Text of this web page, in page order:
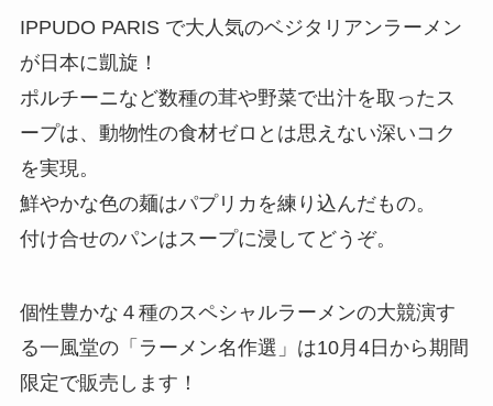
IPPUDO PARIS で大人気のベジタリアンラーメン
が日本に凱旋！
ポルチーニなど数種の茸や野菜で出汁を取ったス
ープは、動物性の食材ゼロとは思えない深いコク
を実現。
鮮やかな色の麺はパプリカを練り込んだもの。
付け合せのパンはスープに浸してどうぞ。
個性豊かな４種のスペシャルラーメンの大競演す
る一風堂の「ラーメン名作選」は10月4日から期間
限定で販売します！